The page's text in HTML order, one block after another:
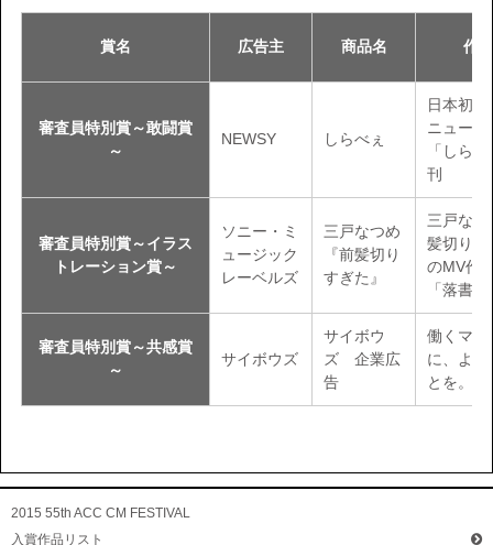
賞名 広告主 商品名 作
審査員特別賞～敢闘賞
～
NEWSY しらべぇ
日本初
ニュー
「しら
刊
審査員特別賞～イラス
トレーション賞～
ソニー・ミ
ュージック
レーベルズ
三戸なつめ
『前髪切り
すぎた』
三戸なつ
髪切りす
のMV作
「落書
審査員特別賞～共感賞
～
サイボウズ
サイボウ
ズ 企業広
告
働くママ
に、より
とを。
2015 55th ACC CM FESTIVAL
入賞作品リスト